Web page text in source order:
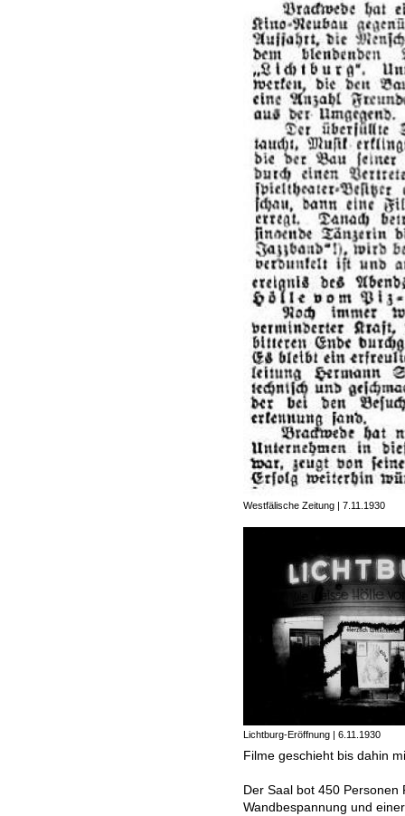
Westfälische Zeitung | 7.11.1930
Lichtburg-Eröffnung | 6.11.1930
Filme geschieht bis dahin
Der Saal bot 450
Wandbespannung und